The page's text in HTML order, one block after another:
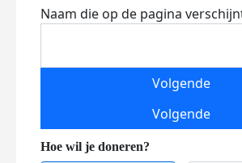
Naam die op de pagina
Volgende
Volgende